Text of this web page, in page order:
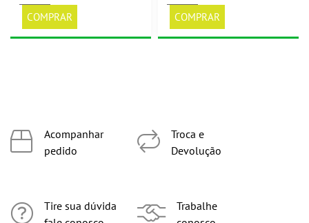
COMPRAR COMPRAR
Acompanhar
pedido
Tire sua dúvida
Troca e
Devolução
Trabalhe